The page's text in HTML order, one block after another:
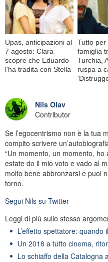
Upas, anticipazioni al
7 agosto: Clara
scopre che Eduardo
l'ha tradita con Stella
Tutto per
famiglia
Turchia,
ruspa a
Nils Olav
Contributor
Se l’egocentrismo non è la tua
compito scrivere
“Un momento, un momento,
estate do il mio voto e vado al
molto bene abbronzarsi e puoi
torno.
Segui Nils su Twitter
Leggi di più sullo stesso
L’effetto spettatore:
Un 2018 a tutto cinema,
Lo schiaffo della Catalogna